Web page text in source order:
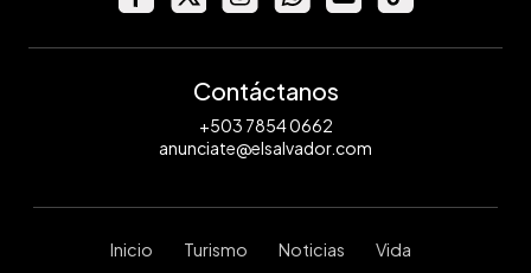
Contáctanos
+503 7854 0662
anunciate@elsalvador.com
Inicio Turismo Noticias Vida